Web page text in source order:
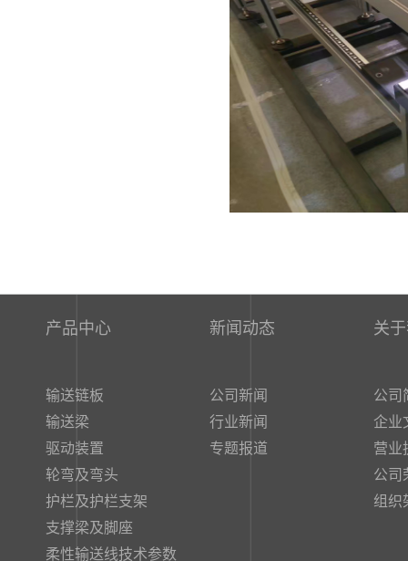
产品中心
输送链板
输送梁
驱动装置
轮弯及弯头
护栏及护栏支架
支撑梁及脚座
柔性输送线技术参数
新闻动态
公司新闻
行业新闻
专题报道
关
公司
企业
营业
公司
组织